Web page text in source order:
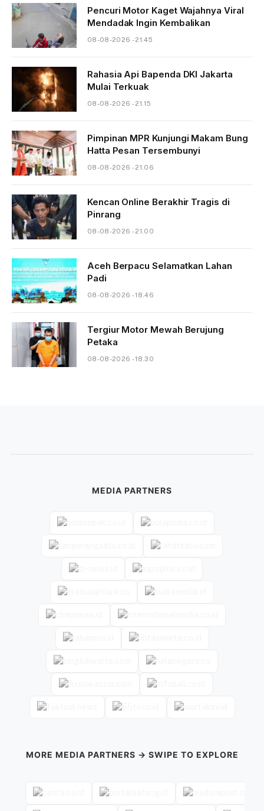
Pencuri Motor Kaget Wajahnya Viral
Mendadak Ingin Kembalikan
08-08-2026 - 21.45
Rahasia Api Bapenda DKI Jakarta
Mulai Terkuak
08-08-2026 - 21.15
Pimpinan MPR Kunjungi Makam Bung
Hatta Pesan Tersembunyi
08-08-2026 - 21.06
Kencan Online Berakhir Tragis di
Pinrang
08-08-2026 - 21.00
Aceh Berpacu Selamatkan Lahan
Padi
08-08-2026 - 18.46
Tergiur Motor Mewah Berujung
Petaka
08-08-2026 - 18.30
MEDIA PARTNERS
MORE MEDIA PARTNERS → SWIPE TO EXPLORE